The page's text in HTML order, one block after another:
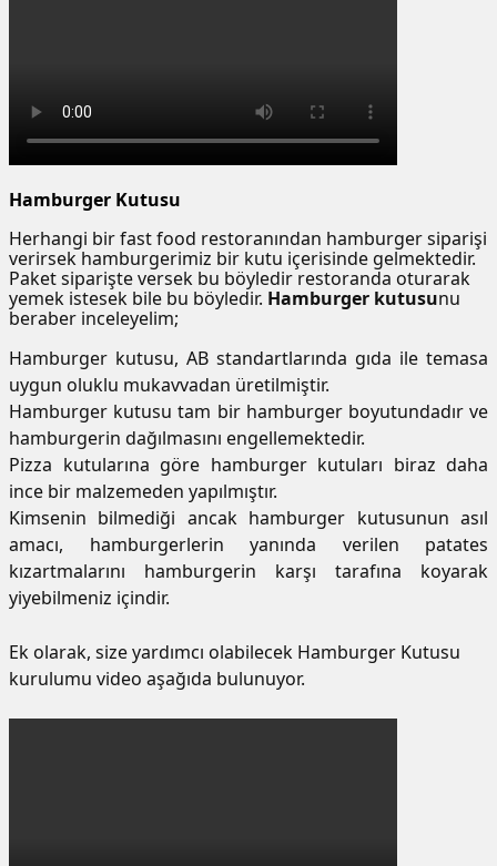
Hamburger Kutusu
Herhangi bir fast food restoranından hamburger siparişi
verirsek hamburgerimiz bir kutu içerisinde gelmektedir.
Paket siparişte versek bu böyledir restoranda oturarak
yemek istesek bile bu böyledir. Hamburger kutusunu
beraber inceleyelim;
Hamburger kutusu, AB standartlarında gıda ile temasa
uygun oluklu mukavvadan üretilmiştir.
Hamburger kutusu tam bir hamburger boyutundadır ve
hamburgerin dağılmasını engellemektedir.
Pizza kutularına göre hamburger kutuları biraz daha
ince bir malzemeden yapılmıştır.
Kimsenin bilmediği ancak hamburger kutusunun asıl
amacı, hamburgerlerin yanında verilen patates
kızartmalarını hamburgerin karşı tarafına koyarak
yiyebilmeniz içindir.
Ek olarak, size yardımcı olabilecek Hamburger Kutusu
kurulumu video aşağıda bulunuyor.